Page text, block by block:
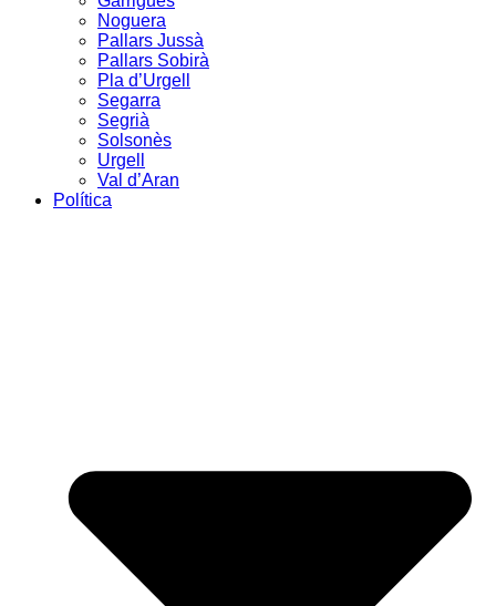
Noguera
Pallars Jussà
Pallars Sobirà
Pla d’Urgell
Segarra
Segrià
Solsonès
Urgell
Val d’Aran
Política